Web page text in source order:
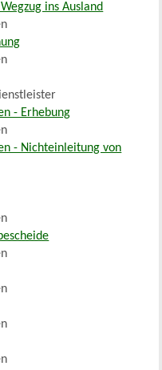
ins Ausland
- Erhebung
- Nichteinleitung von